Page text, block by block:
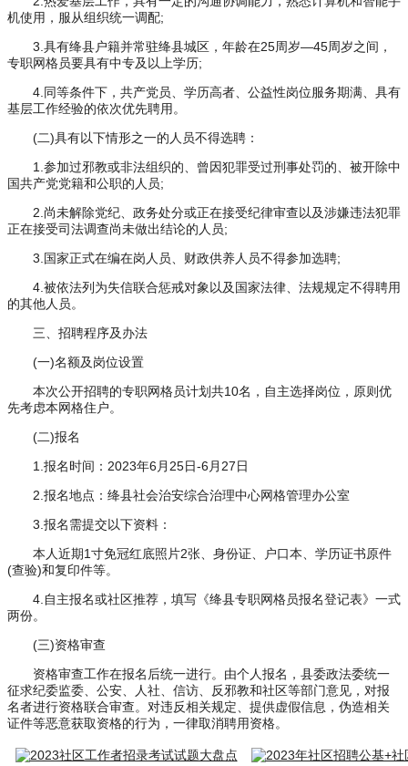
机使用，服从组织统一调配;
3.具有绛县户籍并常驻绛县城区，年龄在25周岁—45周岁之间，
专职网格员要具有中专及以上学历;
4.同等条件下，共产党员、学历高者、公益性岗位服务期满、具有
基层工作经验的依次优先聘用。
(二)具有以下情形之一的人员不得选聘：
1.参加过邪教或非法组织的、曾因犯罪受过刑事处罚的、被开除中
国共产党党籍和公职的人员;
2.尚未解除党纪、政务处分或正在接受纪律审查以及涉嫌违法犯罪
正在接受司法调查尚未做出结论的人员;
3.国家正式在编在岗人员、财政供养人员不得参加选聘;
4.被依法列为失信联合惩戒对象以及国家法律、法规规定不得聘用
的其他人员。
三、招聘程序及办法
(一)名额及岗位设置
本次公开招聘的专职网格员计划共10名，自主选择岗位，原则优
先考虑本网格住户。
(二)报名
1.报名时间：2023年6月25日-6月27日
2.报名地点：绛县社会治安综合治理中心网格管理办公室
3.报名需提交以下资料：
本人近期1寸免冠红底照片2张、身份证、户口本、学历证书原件
(查验)和复印件等。
4.自主报名或社区推荐，填写《绛县专职网格员报名登记表》一式
两份。
(三)资格审查
资格审查工作在报名后统一进行。由个人报名，县委政法委统一
征求纪委监委、公安、人社、信访、反邪教和社区等部门意见，对报
名者进行资格联合审查。对违反相关规定、提供虚假信息，伪造相关
证件等恶意获取资格的行为，一律取消聘用资格。